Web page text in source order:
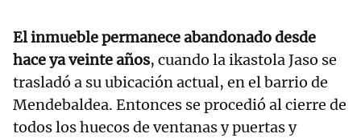
El inmueble permanece abandonado desde
hace ya veinte años, cuando la ikastola Jaso se
trasladó a su ubicación actual, en el barrio de
Mendebaldea. Entonces se procedió al cierre de
todos los huecos de ventanas y puertas y